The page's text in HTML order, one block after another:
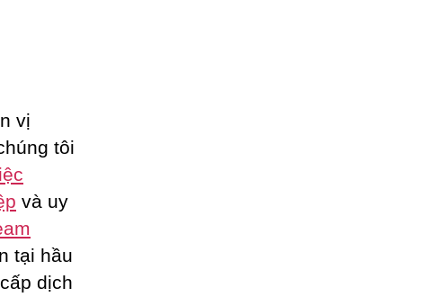
vị
chúng tôi
và uy
tại hầu
dịch